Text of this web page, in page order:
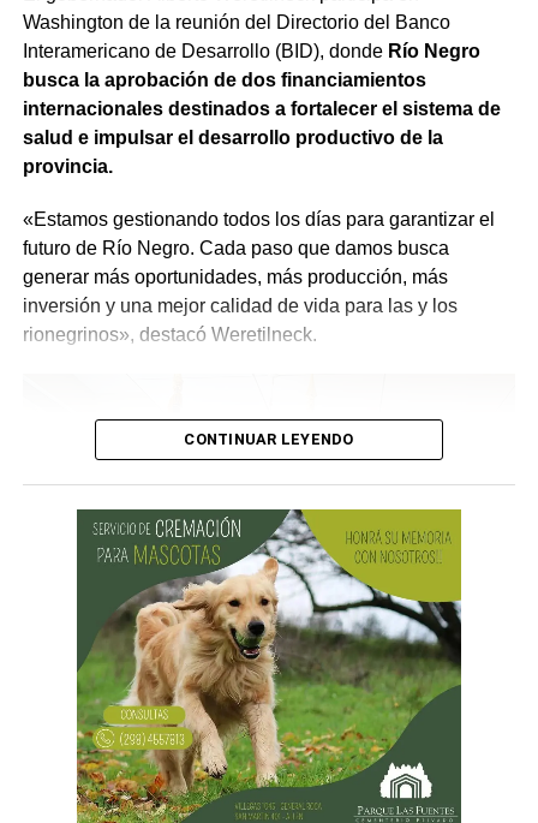
forestales. El SPLIF sumará 4 camiones cisterna y 30
reservorios transportables que permitirán almacenar
900.000 litros de agua, 3 minicargadoras, 1 tractor, 23
motobombas, 3 cuatriciclos y 1 UTV, entre otro
equipamiento.
meteorológicas, sistemas de comunicación y tecnología
para mejorar la detección temprana y reducir los tiempos
de respuesta frente al fuego.
hecho con absoluta responsabilidad y con la visión de
que quienes estén trabajando en el Estado sean los
mejores», expresó.
Washington de la reunión del Directorio del Banco
Interamericano de Desarrollo (BID), donde Río Negro
busca la aprobación de dos financiamientos
internacionales destinados a fortalecer el sistema de
salud e impulsar el desarrollo productivo de la
provincia.
«Estamos gestionando todos los días para garantizar el
futuro de Río Negro. Cada paso que damos busca
generar más oportunidades, más producción, más
inversión y una mejor calidad de vida para las y los
rionegrinos», destacó Weretilneck.
CONTINUAR LEYENDO